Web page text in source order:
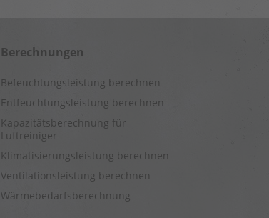
Berechnungen
Befeuchtungsleistung berechnen
Entfeuchtungsleistung berechnen
Kapazitätsberechnung für
Luftreiniger
Klimatisierungsleistung berechnen
Ventilationsleistung berechnen
Wärmebedarfsberechnung